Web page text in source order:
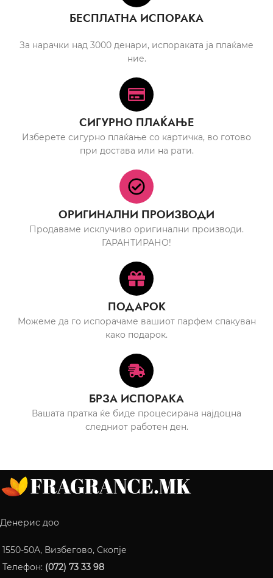
БЕСПЛАТНА ИСПОРАКА
За нарачки над 3000 денари, испораката ја плаќаме
ние.
СИГУРНО ПЛАЌАЊЕ
Изберете сигурно плаќање со картичка, во готово
при достава или на рати.
ОРИГИНАЛНИ ПРОИЗВОДИ
Продаваме исклучиво оригинални производи.
ГАРАНТИРАНО!
ПОДАРОК
Можеме да го испорачаме вашиот парфем спакуван
како подарок.
БРЗА ИСПОРАКА
Вашата пратка ќе биде процесирана најдоцна
следниот работен ден.
Денерис доо
1550-50A, Визбегово, Скопје
Телефон: (072) 73 33 98